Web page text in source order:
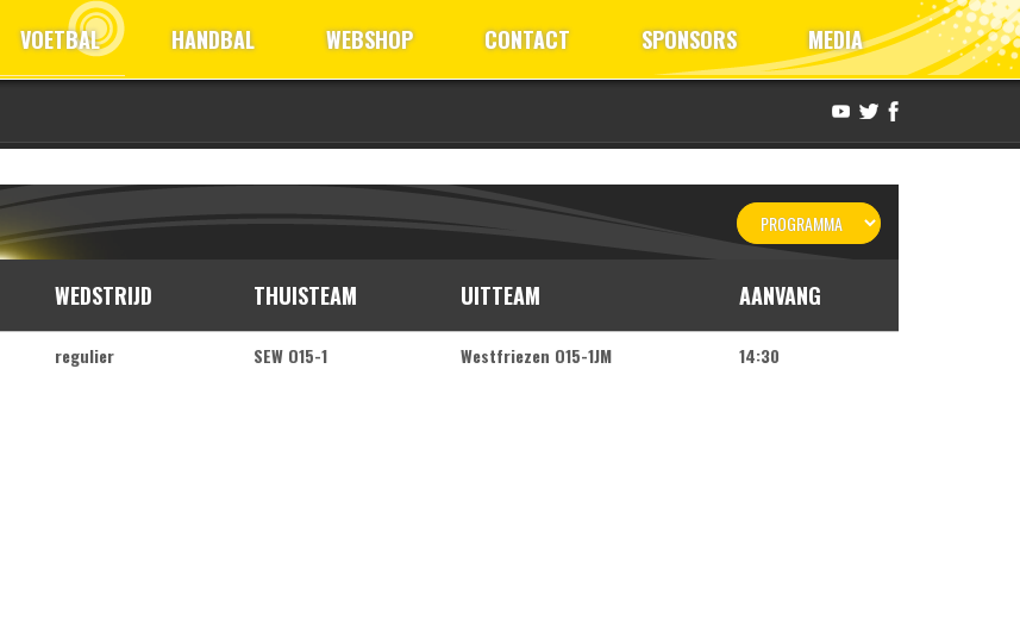
VOETBAL HANDBAL WEBSHOP CONTACT SPONSORS MEDIA
WEDSTRIJD THUISTEAM UITTEAM AANVANG
regulier SEW O15-1 Westfriezen O15-1JM 14:30